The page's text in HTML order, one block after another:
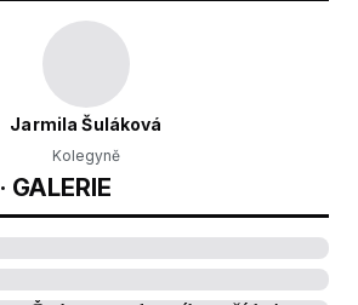
Jarmila Šuláková
Kolegyně
· GALERIE